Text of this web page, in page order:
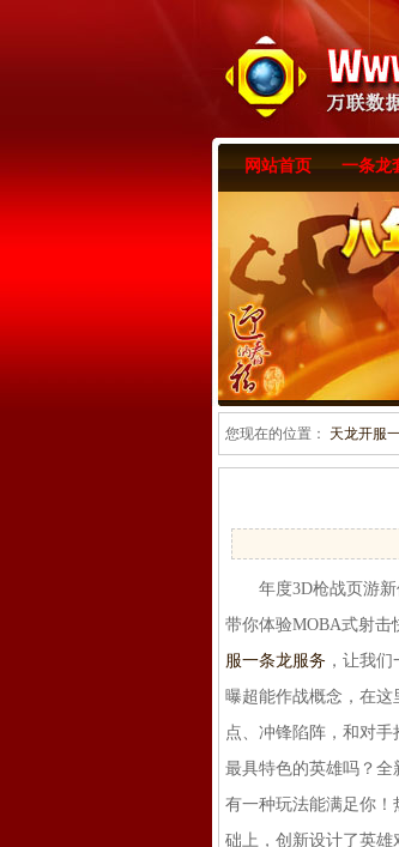
网站首页 一条龙
您现在的位置： 天龙开服
年度3D枪战页游新
带你体验MOBA式射击
服一条龙服务 ，让我
曝超能作战概念，在
点、冲锋陷阵，和对
最具特色的英雄吗？
有一种玩法能满足你
础上，创新设计了英雄